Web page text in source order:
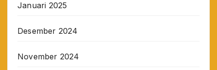
Januari 2025
Desember 2024
November 2024